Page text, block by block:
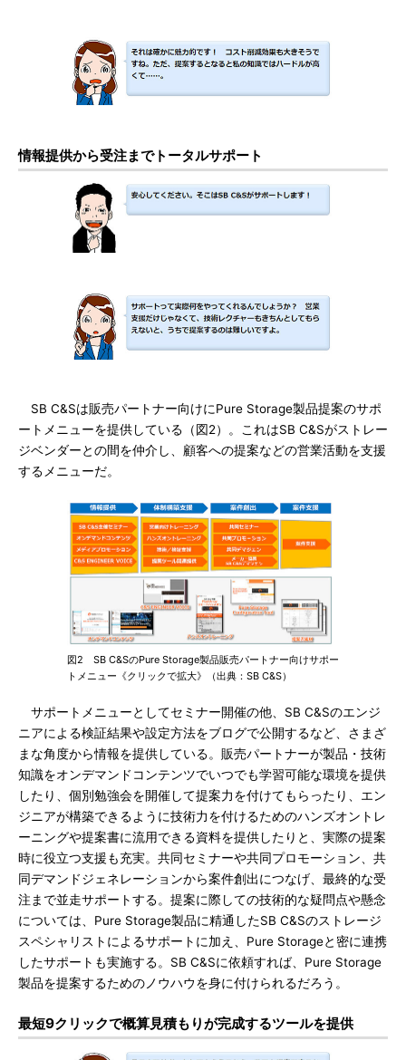
情報提供から受注までトータルサポート
SB C&Sは販売パートナー向けにPure Storage製品提案のサポ
ートメニューを提供している（図2）。これはSB C&Sがストレー
ジベンダーとの間を仲介し、顧客への提案などの営業活動を支援
するメニューだ。
図2 SB C&SのPure Storage製品販売パートナー向けサポー
トメニュー《クリックで拡大》（出典：SB C&S）
サポートメニューとしてセミナー開催の他、SB C&Sのエンジ
ニアによる検証結果や設定方法をブログで公開するなど、さまざ
まな角度から情報を提供している。販売パートナーが製品・技術
知識をオンデマンドコンテンツでいつでも学習可能な環境を提供
したり、個別勉強会を開催して提案力を付けてもらったり、エン
ジニアが構築できるように技術力を付けるためのハンズオントレ
ーニングや提案書に流用できる資料を提供したりと、実際の提案
時に役立つ支援も充実。共同セミナーや共同プロモーション、共
同デマンドジェネレーションから案件創出につなげ、最終的な受
注まで並走サポートする。提案に際しての技術的な疑問点や懸念
については、Pure Storage製品に精通したSB C&Sのストレージ
スペシャリストによるサポートに加え、Pure Storageと密に連携
したサポートも実施する。SB C&Sに依頼すれば、Pure Storage
製品を提案するためのノウハウを身に付けられるだろう。
最短9クリックで概算見積もりが完成するツールを提供